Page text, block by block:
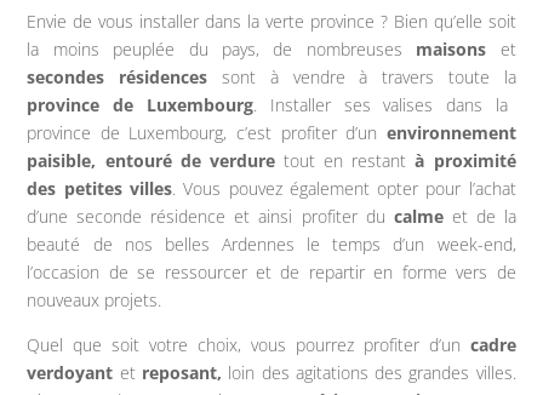
Envie de vous installer dans la verte province ? Bien qu’elle soit
la moins peuplée du pays, de nombreuses maisons et
secondes résidences sont à vendre à travers toute la
province de Luxembourg. Installer ses valises dans la
province de Luxembourg, c’est profiter d’un environnement
paisible, entouré de verduretout en restantà proximité
des petites villes. Vous pouvez également opter pour l’achat
d’une seconde résidence et ainsi profiter du calmeet de la
beauté de nos belles Ardennes le temps d’un week-end,
l’occasion de se ressourcer et de repartir en forme vers de
nouveaux projets.
Quel que soit votre choix, vous pourrez profiter d’un cadre
verdoyant et reposant, loin des agitations des grandes villes.